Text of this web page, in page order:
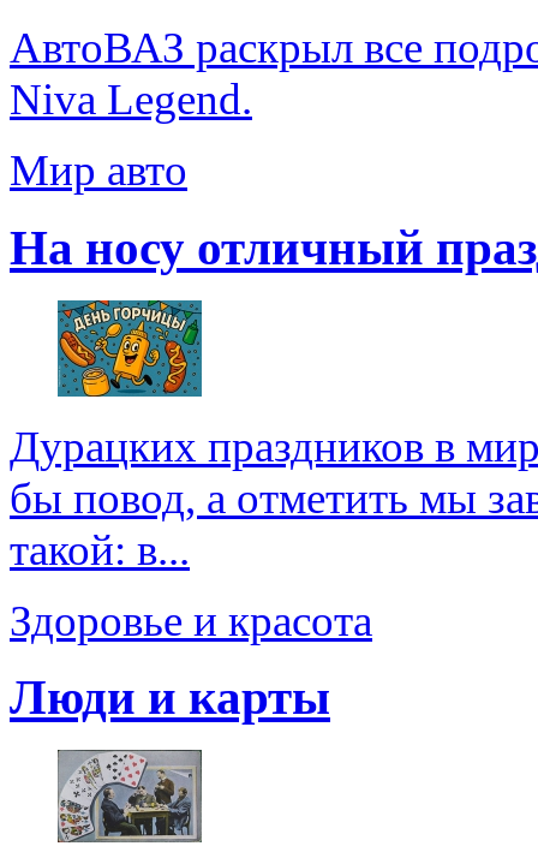
АвтоВАЗ раскрыл все
Niva Legend.
Мир авто
На носу отличный
Дурацких праздников в
бы повод, а отметить мы
такой: в...
Здоровье и красота
Люди и карты